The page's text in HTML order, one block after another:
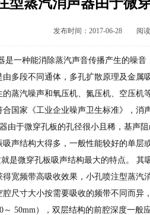
发布时间：2017-06-28 阅读
种能消除蒸汽声音传播产生的噪音
多段不同通体，多孔扩散原理及金属
蒸汽噪声和氧压机、氮压机、空压机
国家《工业企业噪声卫生标准》，消
微穿孔板的孔径很小且稀，基声阻r
声结构大得多，一般性能较好的单层
是微穿孔板吸声结构最大的特点。
宽频带高吸收效果，小孔喷注型蒸汽
尺寸大小按需要吸收的频带不同而异
～ 50mm），双层结构的前腔深度一般